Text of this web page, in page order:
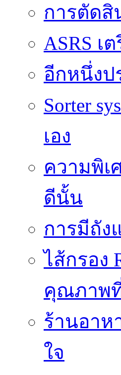
การตัดสิ
ASRS
อีกหนึ่งป
Sorter
เอง
ความพิเ
ดีนั้น
การมีถัง
ไส้กรอง
คุณภาพ
ร้านอาห
ใจ